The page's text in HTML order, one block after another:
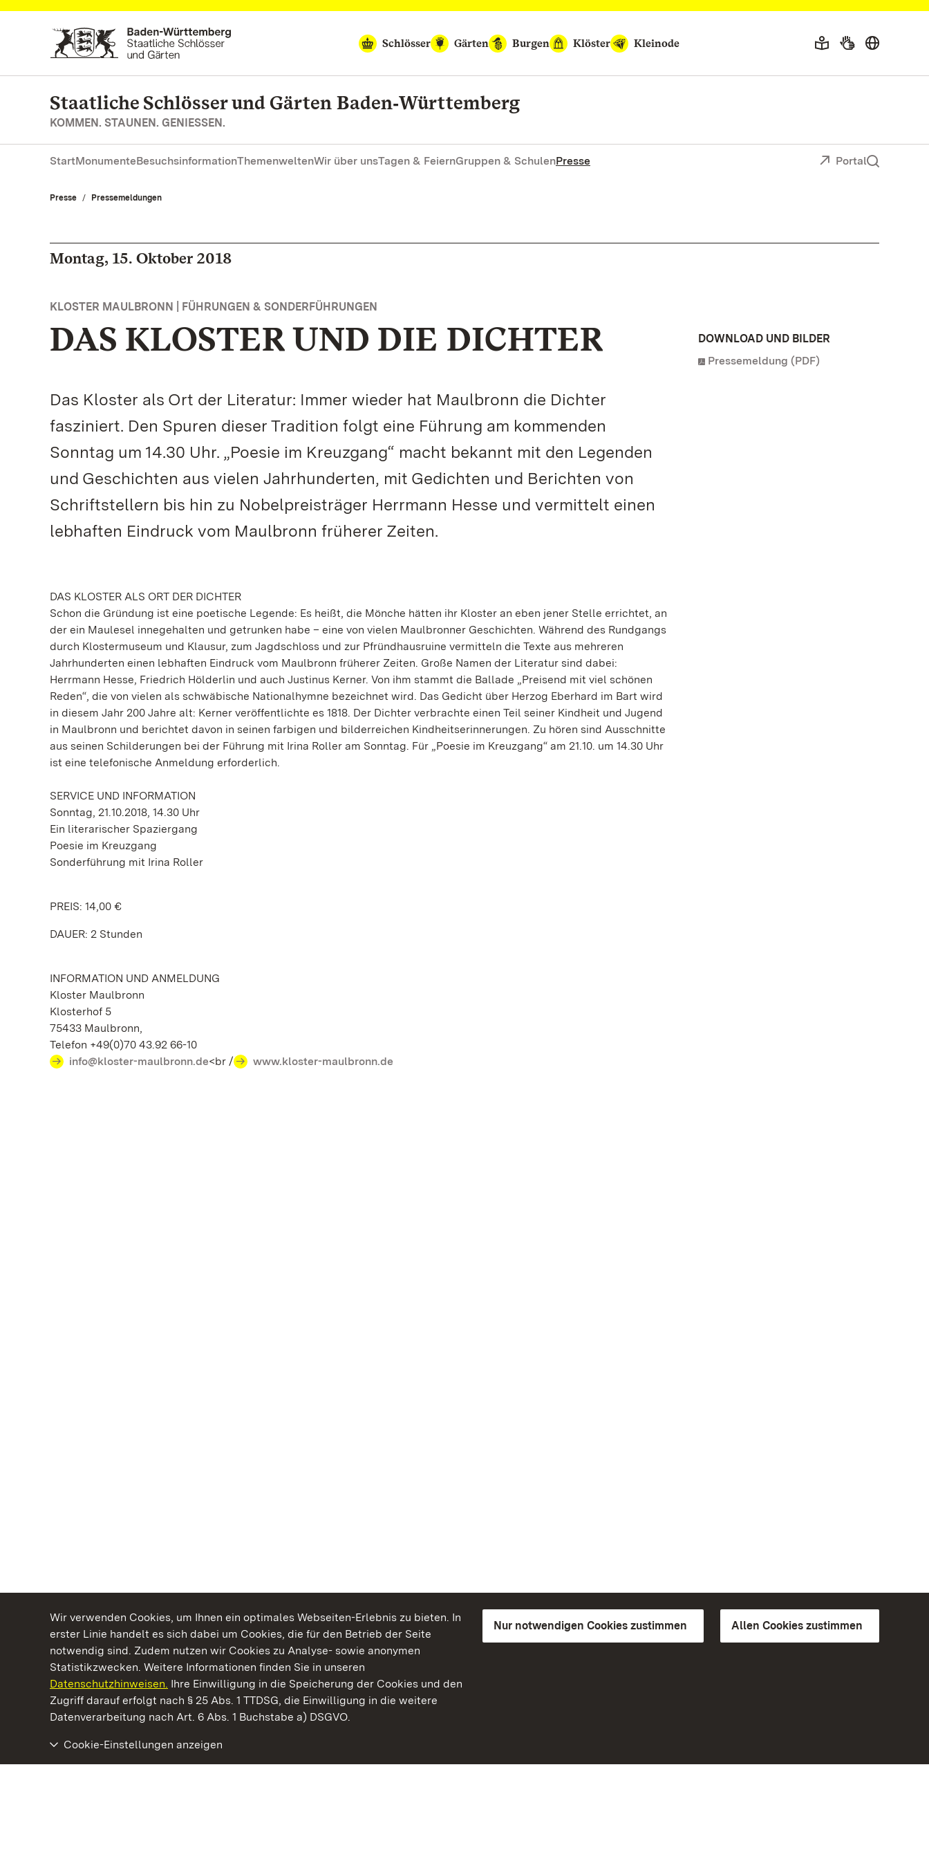
Wir verwenden Cookies, um Ihnen ein optimales Webseiten-Erlebnis zu bieten. In
erster Linie handelt es sich dabei um Cookies, die für den Betrieb der Seite
notwendig sind. Zudem nutzen wir Cookies zu Analyse- sowie anonymen
Statistikzwecken. Weitere Informationen finden Sie in unseren
Datenschutzhinweisen. Ihre Einwilligung in die Speicherung der Cookies und den
Zugriff darauf erfolgt nach § 25 Abs. 1 TTDSG, die Einwilligung in die weitere
Datenverarbeitung nach Art. 6 Abs. 1 Buchstabe a) DSGVO.
Nur notwendigen Cookies zustimmen Allen Cookies zustimmen
Cookie-Einstellungen anzeigen
Zum Hauptinhalt springen
Schlösser
Gärten Burgen Klöster Kleinode
Staatliche Schlösser und Gärten Baden‑Württemberg
KOMMEN. STAUNEN. GENIESSEN.
StartMonumenteBesuchsinformationThemenweltenWir über unsTagen & FeiernGruppen & SchulenPresse Portal
Presse Pressemeldungen
Montag, 15. Oktober 2018
KLOSTER MAULBRONN | FÜHRUNGEN & SONDERFÜHRUNGEN
DAS KLOSTER UND DIE DICHTER
Das Kloster als Ort der Literatur: Immer wieder hat Maulbronn die Dichter
fasziniert. Den Spuren dieser Tradition folgt eine Führung am kommenden
Sonntag um 14.30 Uhr. „Poesie im Kreuzgang“ macht bekannt mit den Legenden
und Geschichten aus vielen Jahrhunderten, mit Gedichten und Berichten von
Schriftstellern bis hin zu Nobelpreisträger Herrmann Hesse und vermittelt einen
lebhaften Eindruck vom Maulbronn früherer Zeiten.
DAS KLOSTER ALS ORT DER DICHTER
Schon die Gründung ist eine poetische Legende: Es heißt, die Mönche hätten ihr Kloster an eben jener Stelle errichtet, an
der ein Maulesel innegehalten und getrunken habe – eine von vielen Maulbronner Geschichten. Während des Rundgangs
durch Klostermuseum und Klausur, zum Jagdschloss und zur Pfründhausruine vermitteln die Texte aus mehreren
Jahrhunderten einen lebhaften Eindruck vom Maulbronn früherer Zeiten. Große Namen der Literatur sind dabei:
Herrmann Hesse, Friedrich Hölderlin und auch Justinus Kerner. Von ihm stammt die Ballade „Preisend mit viel schönen
Reden“, die von vielen als schwäbische Nationalhymne bezeichnet wird. Das Gedicht über Herzog Eberhard im Bart wird
in diesem Jahr 200 Jahre alt: Kerner veröffentlichte es 1818. Der Dichter verbrachte einen Teil seiner Kindheit und Jugend
in Maulbronn und berichtet davon in seinen farbigen und bilderreichen Kindheitserinnerungen. Zu hören sind Ausschnitte
aus seinen Schilderungen bei der Führung mit Irina Roller am Sonntag. Für „Poesie im Kreuzgang“ am 21.10. um 14.30 Uhr
ist eine telefonische Anmeldung erforderlich.
SERVICE UND INFORMATION
Sonntag, 21.10.2018, 14.30 Uhr
Ein literarischer Spaziergang
Poesie im Kreuzgang
Sonderführung mit Irina Roller
PREIS: 14,00 €
DAUER: 2 Stunden
INFORMATION UND ANMELDUNG
Kloster Maulbronn
Klosterhof 5
75433 Maulbronn,
Telefon +49(0)70 43.92 66-10
info@kloster-maulbronn.de<br / www.kloster-maulbronn.de
DOWNLOAD UND BILDER
Pressemeldung (PDF)
Kommen. Staunen. Genießen.